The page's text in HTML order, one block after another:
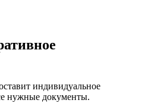
индивидуальное
нужные документы.